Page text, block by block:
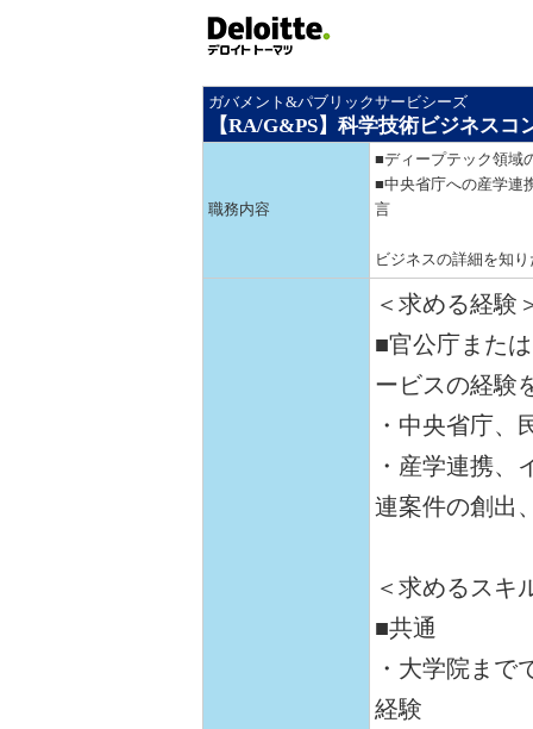
ガバメント&パブリックサービシーズ
【RA/G&PS】科学技術ビジネスコ
職務内容
■ディープテック領域
■中央省庁への産学連
言
ビジネスの詳細を知
＜求める経験
■官公庁また
ービスの経験
・中央省庁、
・産学連携、
連案件の創出
＜求めるスキ
■共通
・大学院まで
経験